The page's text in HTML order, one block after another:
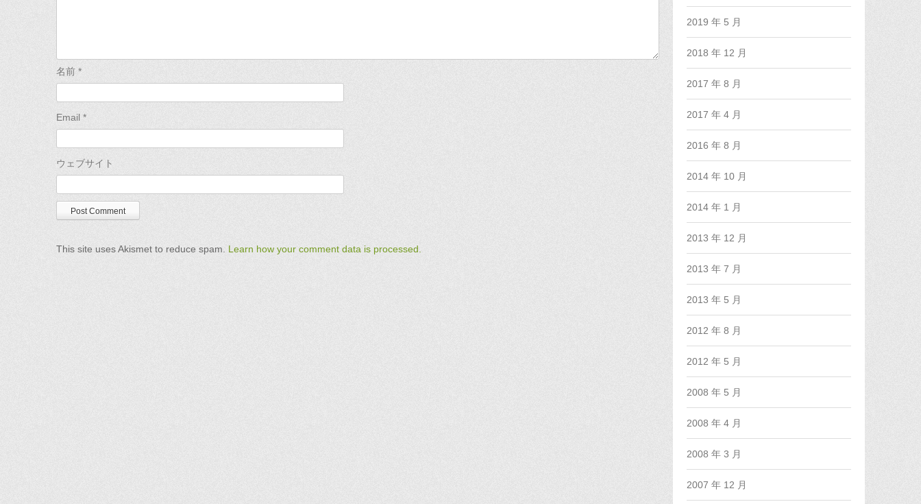
名前 *
Email *
ウェブサイト
This site uses Akismet to reduce spam. Learn how your comment data is processed.
2019 年 5 月
2018 年 12 月
2017 年 8 月
2017 年 4 月
2016 年 8 月
2014 年 10 月
2014 年 1 月
2013 年 12 月
2013 年 7 月
2013 年 5 月
2012 年 8 月
2012 年 5 月
2008 年 5 月
2008 年 4 月
2008 年 3 月
2007 年 12 月